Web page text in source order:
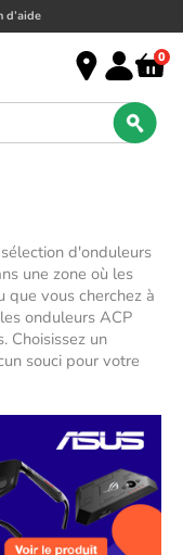
d’aide
0
d'onduleurs
une zone où les
que vous cherchez à
onduleurs ACP
Choisissez un
souci pour votre